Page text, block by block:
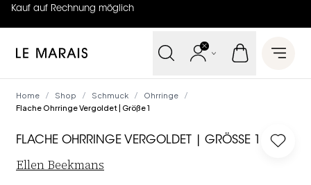
Kauf auf Rechnung möglich
4.7 von 5 (130 Bewertungen
Le Marais Open
Home / Shop / Schmuck / Ohrringe /
Flache Ohrringe Vergoldet | Größe 1
FLACHE OHRRINGE VERGOLDET | GRÖSSE 1 Log in
Ellen Beekmans